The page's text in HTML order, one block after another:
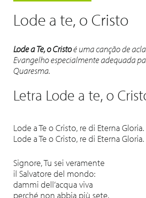
Lode a te, o Cristo
Lode a Te, o Cristoé uma canção de
Evangelho especialmente adequada
Quaresma.
Letra Lode a te, o
Lode a Te o Cristo, re di Eterna Gloria.
Lode a Te o Cristo, re di Eterna Gloria.
Signore, Tu sei veramente
il Salvatore del mondo:
dammi dell’acqua viva
perché non abbia più sete.